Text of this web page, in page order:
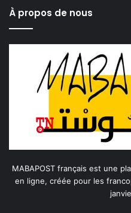
À propos de nous
MABAPOST français est une
en ligne, créée pour les